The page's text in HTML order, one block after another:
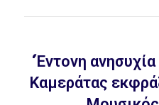
‘Έντονη
Καμεράτας